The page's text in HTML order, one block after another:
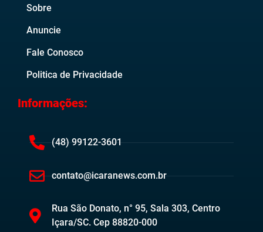
Sobre
Anuncie
Fale Conosco
Politica de Privacidade
Informações:
(48) 99122-3601
contato@icaranews.com.br
Rua São Donato, n° 95, Sala 303, Centro
Içara/SC. Cep 88820-000